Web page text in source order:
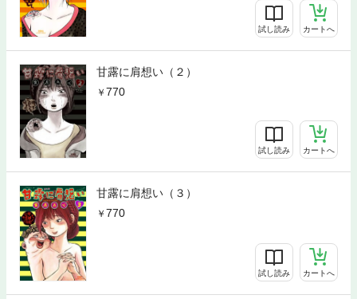
試し読み カートへ
甘露に肩想い（２）
770
試し読み カートへ
甘露に肩想い（３）
770
試し読み カートへ